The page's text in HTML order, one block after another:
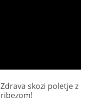
Zdrava skozi poletje z
ribezom!